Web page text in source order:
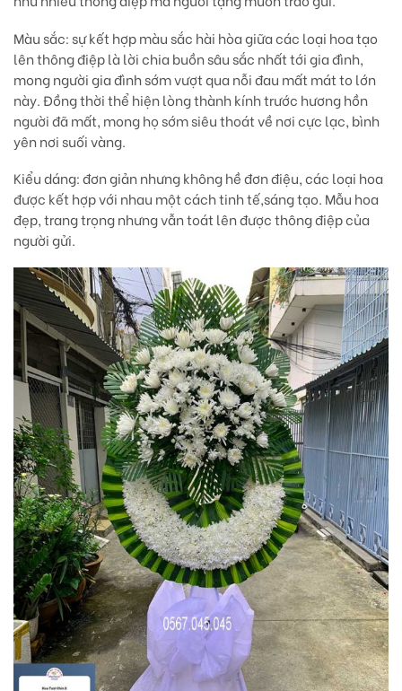
Màu sắc:sự kết hợp màu sắc hài hòa giữa các loại hoa tạo
lên thông điệp là lời chia buồn sâu sắc nhất tới gia đình,
mong người gia đình sớm vượt qua nỗi đau mất mát to lớn
này. Đồng thời thể hiện lòng thành kính trước hương hồn
người đã mất, mong họ sớm siêu thoát về nơi cực lạc, bình
yên nơi suối vàng.
Kiểu dáng:đơn giản nhưng không hề đơn điệu, các loại hoa
được kết hợp với nhau một cách tinh tế,sáng tạo. Mẫu hoa
đẹp, trang trọng nhưng vẫn toát lên được thông điệp của
người gửi.